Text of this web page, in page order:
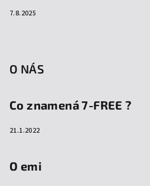
7.8.2025
O NÁS
Co znamená 7-FREE ?
21.1.2022
O emi